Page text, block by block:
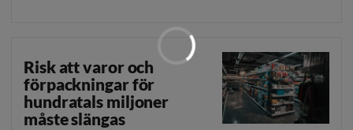
Risk att varor och
förpackningar för
hundratals miljoner
måste slängas